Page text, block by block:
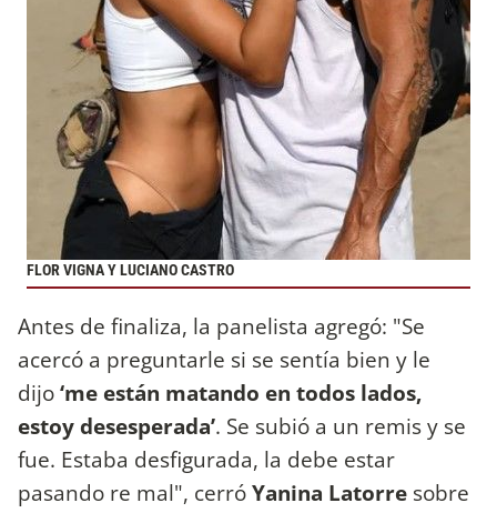
FLOR VIGNA Y LUCIANO CASTRO
Antes de finaliza, la panelista agregó: "Se
acercó a preguntarle si se sentía bien y le
dijo‘me están matando en todos lados,
estoy desesperada’. Se subió a un remis y se
fue. Estaba desfigurada, la debe estar
pasando re mal", cerróYanina Latorre sobre